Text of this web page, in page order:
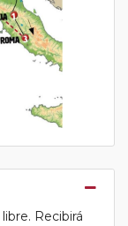
Recibirá